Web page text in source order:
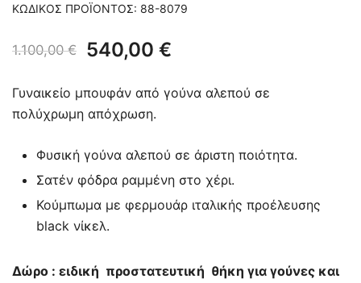
ΚΩΔΙΚΌΣ ΠΡΟΪΌΝΤΟΣ: 88-8079
1.100,00€
Original
price
was:
1.100,00 €.
540,00 €
τρέχουσα
είναι:
540,00 €.
Γυναικείο μπουφάν από γούνα αλεπού σε
πολύχρωμη απόχρωση.
Φυσική γούνα αλεπού σε άριστη ποιότητα.
Σατέν φόδρα ραμμένη στο χέρι.
Κούμπωμα με φερμουάρ ιταλικής προέλευσης
black νίκελ.
Δώρο : ειδική προστατευτική θήκη για γούνες και